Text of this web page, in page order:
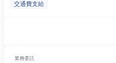
交通費支給
業務委託